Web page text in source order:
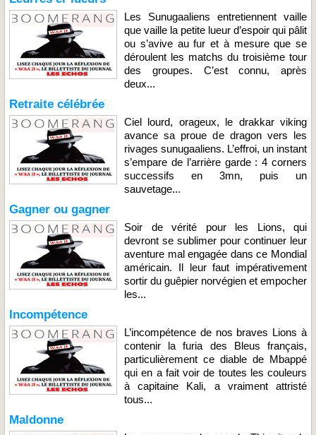
Les Sunugaaliens entretiennent vaille
que vaille la petite lueur d’espoir qui pâlit
ou s’avive au fur et à mesure que se
déroulent les matchs du troisième tour
des groupes. C’est connu, après
deux...
Retraite célébrée
Ciel lourd, orageux, le drakkar viking
avance sa proue de dragon vers les
rivages sunugaaliens. L’effroi, un instant
s’empare de l’arrière garde : 4 corners
successifs en 3mn, puis un
sauvetage...
Gagner ou gagner
Soir de vérité pour les Lions, qui
devront se sublimer pour continuer leur
aventure mal engagée dans ce Mondial
américain. Il leur faut impérativement
sortir du guêpier norvégien et empocher
les...
Incompétence
L’incompétence de nos braves Lions à
contenir la furia des Bleus français,
particulièrement ce diable de Mbappé
qui en a fait voir de toutes les couleurs
à capitaine Kali, a vraiment attristé
tous...
Maldonne